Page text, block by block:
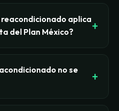
aplica
del Plan México?
inmediata publicado
el 21 de enero
del 21 de marzo de
a la inversión en bienes
no se
la vía ordinaria, no por